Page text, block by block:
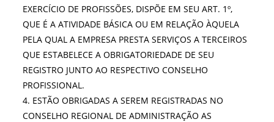
EXERCÍCIO DE PROFISSÕES, DISPÕE EM SEU ART. 1º,
QUE É A ATIVIDADE BÁSICA OU EM RELAÇÃO ÀQUELA
PELA QUAL A EMPRESA PRESTA SERVIÇOS A TERCEIROS
QUE ESTABELECE A OBRIGATORIEDADE DE SEU
REGISTRO JUNTO AO RESPECTIVO CONSELHO
PROFISSIONAL.
4. ESTÃO OBRIGADAS A SEREM REGISTRADAS NO
CONSELHO REGIONAL DE ADMINISTRAÇÃO AS